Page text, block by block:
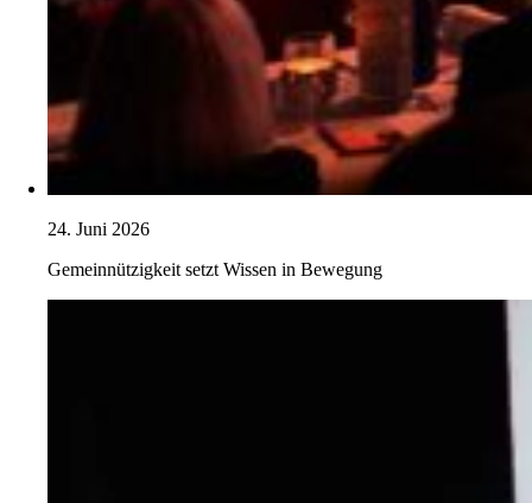
24. Juni 2026
Gemeinnützigkeit setzt Wissen in Bewegung